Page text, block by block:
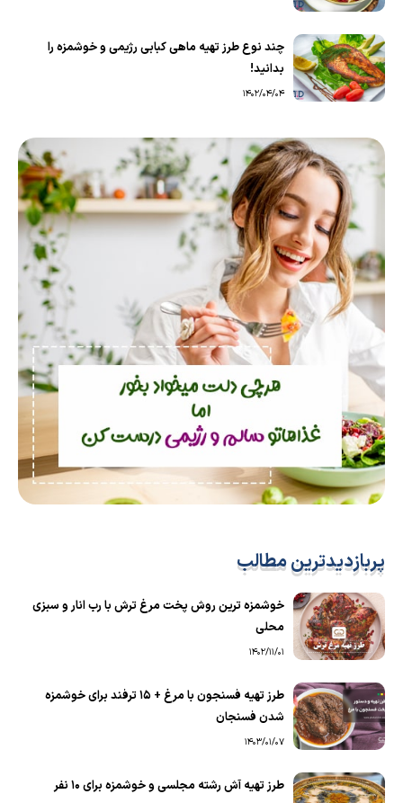
چند نوع طرز تهیه ماهی کبابی رژیمی و خوشمزه را
بدانید!
1402/04/04
پربازدیدترین مطالب
خوشمزه ترین روش پخت مرغ ترش با رب انار و سبزی
محلی
1402/11/01
طرز تهیه فسنجون با مرغ + 15 ترفند برای خوشمزه
شدن فسنجان
1403/01/07
طرز تهیه آش رشته مجلسی و خوشمزه برای ۱۰ نفر